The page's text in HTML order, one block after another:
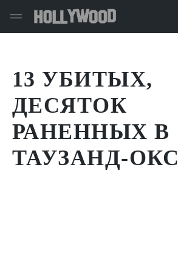
13 УБИТЫХ,
ДЕСЯТОК
РАНЕННЫХ В
ТАУЗАНД-ОКС